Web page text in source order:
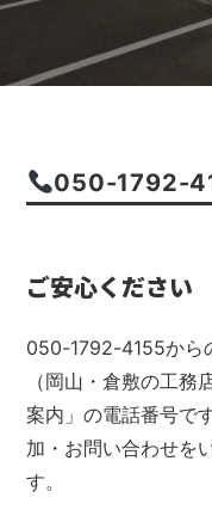
050-1792-
ご安心ください
050-1792-4155から
（岡山・倉敷の工
案内」の電話番号で
加・お問い合わせを
す。